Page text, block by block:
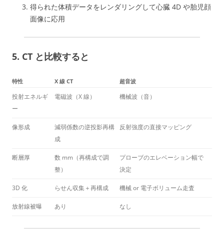
得られた体積データをレンダリングして心臓 4D や胎児顔
面像に応用
5. CT と比較すると
特性 X 線 CT 超音波
投射エネルギ
ー
電磁波（X 線） 機械波（音）
像形成
減弱係数の逆投影再構
成
反射強度の直接マッピング
断層厚
数 mm（再構成で調
整）
プローブのエレベーション幅で
決定
3D 化 らせん収集＋再構成 機械 or 電子ボリューム走査
放射線被曝 あり なし